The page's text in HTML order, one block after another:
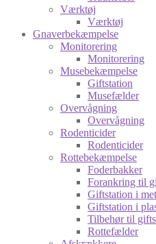
Værktøj
Værktøj
Gnaverbekæmpelse
Monitorering
Monitorering
Musebekæmpelse
Giftstation
Musefælder
Overvågning
Overvågning
Rodenticider
Rodenticider
Rottebekæmpelse
Foderbakker
Forankring til
Giftstation i
Giftstation i
Tilbehør til
Rottefælder